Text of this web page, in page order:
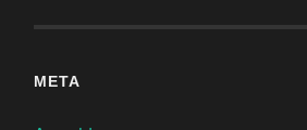
META